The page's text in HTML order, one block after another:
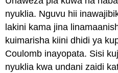
nyuklia. Nguvu hii
lakini kama jina
kuimarisha kiini dhidi ya
Coulomb inayopata. Sisi
nyuklia kwa undani zaidi